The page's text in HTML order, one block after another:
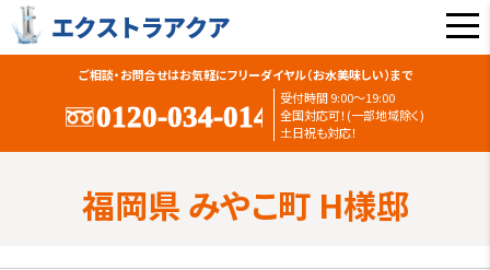
ご相談・お問合せはお気軽にフリーダイヤル（お水美味しい）まで
受付時間 9:00〜19:00
全国対応可！(一部地域除く)
土日祝も対応！
福岡県 みやこ町 H様邸